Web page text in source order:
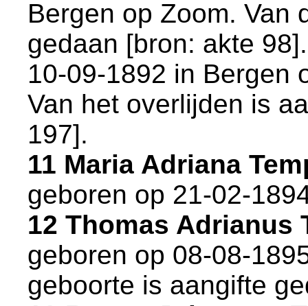
Bergen op Zoom. Van
gedaan [bron: akte 98
10-09-1892 in Bergen
Van het overlijden is
197].
11 Maria Adriana
geboren op 21-02-
12 Thomas Adrianus
geboren op 08-08-
geboorte is aangifte